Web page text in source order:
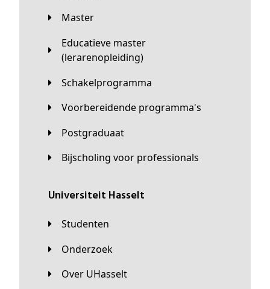
Master
Educatieve master
(lerarenopleiding)
Schakelprogramma
Voorbereidende programma's
Postgraduaat
Bijscholing voor professionals
universiteit Hasselt
Studenten
Onderzoek
Over UHasselt